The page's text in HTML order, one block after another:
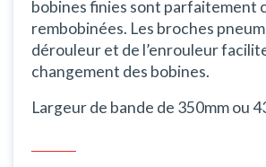
bobines finies sont parfaitement
rembobinées. Les broches
dérouleur et de l’enrouleur
changement des bobines.
Largeur de bande de 350mm ou